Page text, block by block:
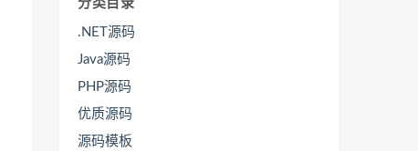
分类目录
.NET源码
Java源码
PHP源码
优质源码
源码模板